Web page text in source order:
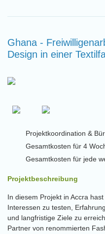
Ghana -
Design in einer
Projektkoordination &
Gesamtkosten für 4
Gesamtkosten für jede
Projektbeschreibung
In diesem Projekt in Accra
Interessen zu testen,
und langfristige Ziele zu
Partner von renommierten